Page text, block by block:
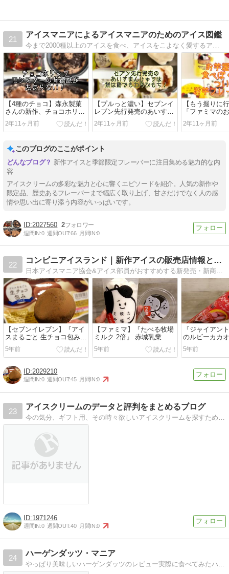
21
アイスマニアによるアイスマニアのためのアイス図鑑
今まで2000種以上のアイスを食べ、アイスをこよなく愛するアイスマニアによる、アイス図鑑♪懐かしのアイスに出会えるかも♪
【4種のチョコ】森永製菓
さんの新作、チョコホリッ
クモンスターの背徳感がた
まらない。
2年11ヶ月前
【プルっと濃い】セブンイ
レブン先行発売のあいすま
んじゅうは餅は餅でもわら
びもち！
2年11ヶ月前
【もう掘りに
「ファミマの
ェアからつい
場！
2年11ヶ月前
このブログのここがポイント
新作アイスと季節限定フレーバーに注目集める魅力的な内
容
アイスクリームの多彩な魅力と心に響くエピソードを紹介。人気の新作や
限定品、歴史あるフレーバーまで幅広く取り上げ、甘さだけでなく人の感
情や思い出に寄り添う内容がいっぱいです。
2027560 2
週間IN:0 週間OUT:66 月間IN:0
22
コンビニアイスランド｜新作アイスの販売店情報と検索機能
日本アイスマニア協会&アイス部員がおすすめする新発売・新商品コンビニアイスをレビュー付きで一覧にまとめています。
【セブンイレブン】『アイ
スまるごと 生チョコ包み
バニラ』 ロッテ
5年前
【ファミマ】『たべる牧場
ミルク 2倍』 赤城乳業
5年前
『ジャイアン
のルビーカカ
コ
5年前
2029210
週間IN:0 週間OUT:45 月間IN:0
23
アイスクリームのデータと評判をまとめるブログ
1971246
週間IN:0 週間OUT:40 月間IN:0
24
ハーゲンダッツ・マニア